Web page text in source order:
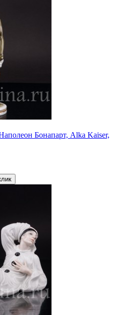
Бонапарт, Alka Kaiser,